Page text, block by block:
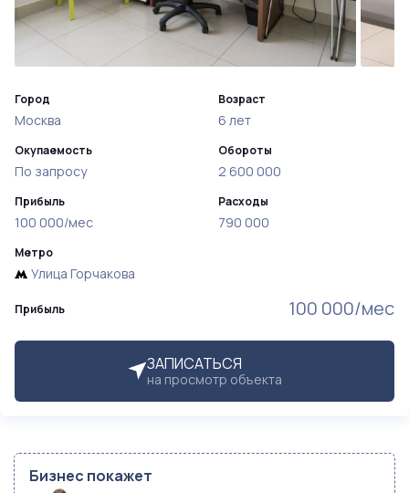
Прибыль 100 000/мес
ЗАПИСАТЬСЯ
на просмотр объекта
Город
Москва
Окупаемость
По запросу
Прибыль
100 000/мес
Возраст
6 лет
Обороты
2 600 000
Расходы
790 000
Метро
Улица Горчакова
Бизнес покажет